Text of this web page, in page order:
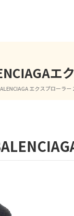
エ
エクスプローラー